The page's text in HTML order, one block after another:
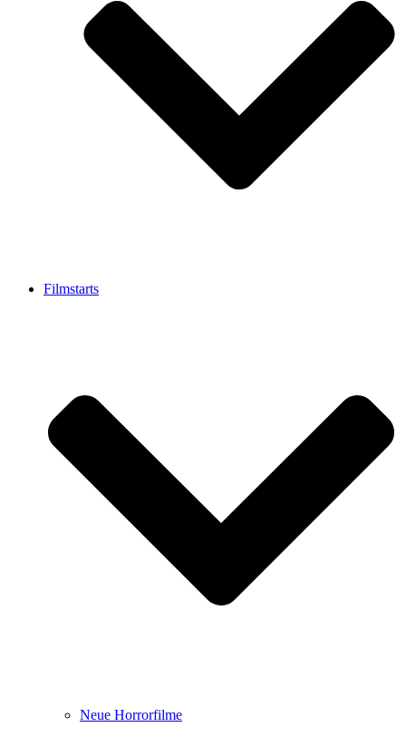
Filmstarts
Neue Horrorfilme